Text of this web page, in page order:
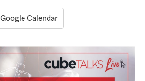
Google Calendar